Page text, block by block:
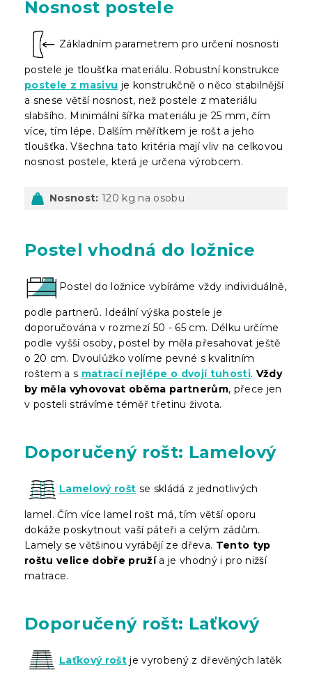
Nosnost postele
Základním parametrem pro určení nosnosti
postele je tloušťka materiálu. Robustní konstrukce
postele z masivu je konstrukčně o něco stabilnější
a snese větší nosnost, než postele z materiálu
slabšího. Minimální šířka materiálu je 25 mm, čím
více, tím lépe. Dalším měřítkem je rošt a jeho
tloušťka. Všechna tato kritéria mají vliv na celkovou
nosnost postele, která je určena výrobcem.
Nosnost: 120 kg na osobu
Postel vhodná do ložnice
Postel do ložnice vybíráme vždy individuálně,
podle partnerů. Ideální výška postele je
doporučována v rozmezí 50 - 65 cm. Délku určíme
podle vyšší osoby, postel by měla přesahovat ještě
o 20 cm. Dvoulůžko volíme pevné s kvalitním
roštem a s matrací nejlépe o dvojí tuhosti. Vždy
by měla vyhovovat oběma partnerům, přece jen
v posteli strávíme téměř třetinu života.
Doporučený rošt: Lamelový
Lamelový rošt se skládá z jednotlivých
lamel. Čím více lamel rošt má, tím větší oporu
dokáže poskytnout vaší páteři a celým zádům.
Lamely se většinou vyrábějí ze dřeva. Tento typ
roštu velice dobře pružía je vhodný i pro nižší
matrace.
Doporučený rošt: Laťkový
Laťkový rošt je vyrobený z dřevěných latěk